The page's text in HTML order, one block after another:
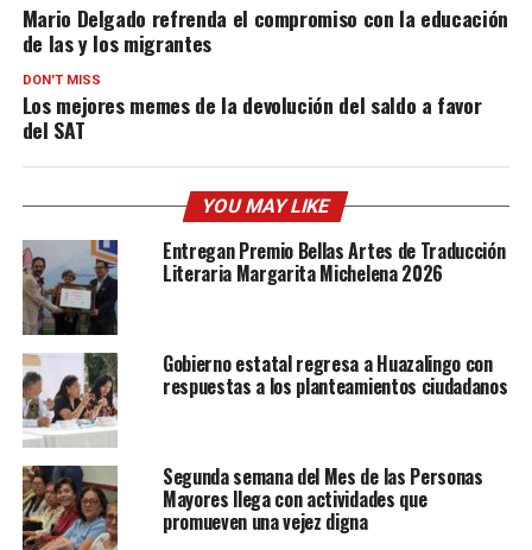
Mario Delgado refrenda el compromiso con la educación
de las y los migrantes
DON'T MISS
Los mejores memes de la devolución del saldo a favor
del SAT
YOU MAY LIKE
Entregan Premio Bellas Artes de Traducción
Literaria Margarita Michelena 2026
Gobierno estatal regresa a Huazalingo con
respuestas a los planteamientos ciudadanos
Segunda semana del Mes de las Personas
Mayores llega con actividades que
promueven una vejez digna